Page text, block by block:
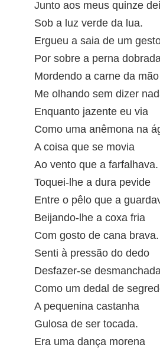
Junto aos meus quinze
Sob a luz verde da lua.
Ergueu a saia de um
Por sobre a perna
Mordendo a carne da mão
Me olhando sem dizer
Enquanto jazente eu via
Como uma anêmona na
A coisa que se movia
Ao vento que a farfalhava.
Toquei-lhe a dura pevide
Entre o pêlo que a
Beijando-lhe a coxa fria
Com gosto de cana brava.
Senti à pressão do dedo
Desfazer-se
Como um dedal de
A pequenina castanha
Gulosa de ser tocada.
Era uma dança morena